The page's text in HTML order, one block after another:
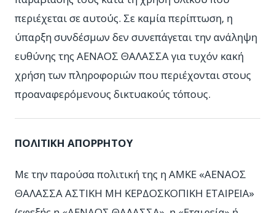
περιέχεται σε αυτούς. Σε καμία περίπτωση, η
ύπαρξη συνδέσμων δεν συνεπάγεται την ανάληψη
ευθύνης της ΑΕΝΑΟΣ ΘΑΛΑΣΣΑ για τυχόν κακή
χρήση των πληροφοριών που περιέχονται στους
προαναφερόμενους δικτυακούς τόπους.
ΠΟΛΙΤΙΚΗ ΑΠΟΡΡΗΤΟΥ
Με την παρούσα πολιτική της η ΑΜΚΕ «ΑΕΝΑΟΣ
ΘΑΛΑΣΣΑ ΑΣΤΙΚΗ ΜΗ ΚΕΡΔΟΣΚΟΠΙΚΗ ΕΤΑΙΡΕΙΑ»